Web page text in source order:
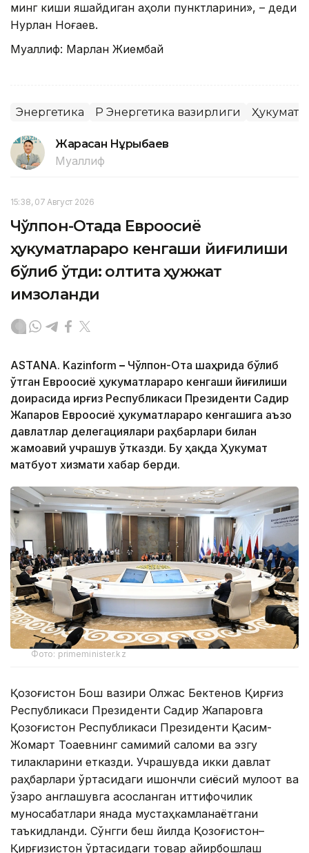
минг киши яшайдиган аҳоли пунктларини», – деди
Нурлан Ноғаев.
Муаллиф: Марлан Жиембай
Энергетика ҚР Энергетика вазирлиги Ҳукумат
Жарасқан Нұрыбаев
Муаллиф
15:38, 07 Август 2026
Чўлпон-Отада Евроосиё
ҳукуматлараро кенгаши йиғилиши
бўлиб ўтди: олтита ҳужжат
имзоланди
ASTANA. Kazinform – Чўлпон-Ота шаҳрида бўлиб
ўтган Евроосиё ҳукуматлараро кенгаши йиғилиши
доирасида Қирғиз Республикаси Президенти Садир
Жапаров Евроосиё ҳукуматлараро кенгашига аъзо
давлатлар делегациялари раҳбарлари билан
жамоавий учрашув ўтказди. Бу ҳақда Ҳукумат
матбуот хизмати хабар берди.
Фото: primeminister.kz
Қозоғистон Бош вазири Олжас Бектенов Қирғиз
Республикаси Президенти Садир Жапаровга
Қозоғистон Республикаси Президенти Қасим-
Жомарт Тоқаевнинг самимий саломи ва эзгу
тилакларини етказди. Учрашувда икки давлат
раҳбарлари ўртасидаги ишончли сиёсий мулоқот ва
ўзаро англашувга асосланган иттифоқчилик
муносабатлари янада мустаҳкамланаётгани
таъкидланди. Сўнгги беш йилда Қозоғистон–
Қирғизистон ўртасидаги товар айирбошлаш